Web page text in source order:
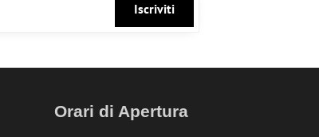
Iscriviti
Orari di Apertura